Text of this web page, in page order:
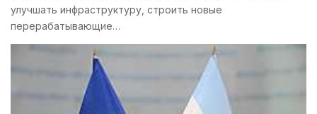
улучшать инфраструктуру, строить новые
перерабатывающие…